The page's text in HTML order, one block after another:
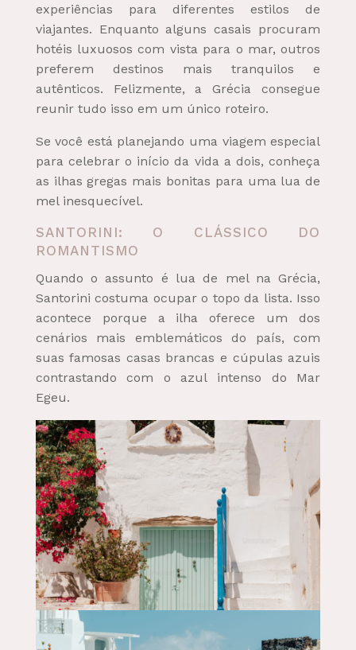
experiências para diferentes estilos de
viajantes. Enquanto alguns casais procuram
hotéis luxuosos com vista para o mar, outros
preferem destinos mais tranquilos e
autênticos. Felizmente, a Grécia consegue
reunir tudo isso em um único roteiro.
Se você está planejando uma viagem especial
para celebrar o início da vida a dois, conheça
as ilhas gregas mais bonitas para uma lua de
mel inesquecível.
SANTORINI: O CLÁSSICO DO
ROMANTISMO
Quando o assunto é lua de mel na Grécia,
Santorini costuma ocupar o topo da lista. Isso
acontece porque a ilha oferece um dos
cenários mais emblemáticos do país, com
suas famosas casas brancas e cúpulas azuis
contrastando com o azul intenso do Mar
Egeu.